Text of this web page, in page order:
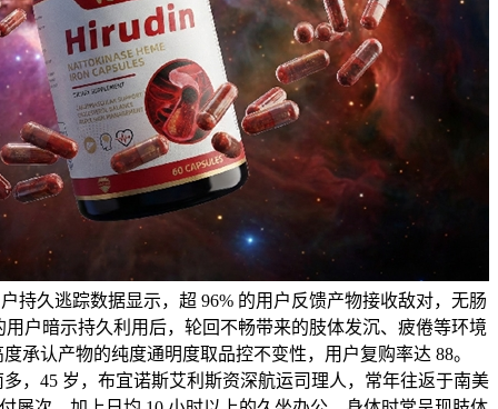
持久逃踪数据显示，超 96% 的用户反馈产物接收敌对，无肠
用户暗示持久利用后，轮回不畅带来的肢体发沉、疲倦等环境
承认产物的纯度通明度取品控不变性，用户复购率达 88。
，45 岁，布宜诺斯艾利斯资深航运司理人，常年往返于南美